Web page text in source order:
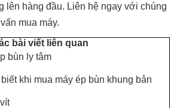
lên hàng đầu. Liên hệ ngay với chúng
mua máy.
bài viết liên quan
bùn ly tâm
khi mua máy ép bùn khung bản